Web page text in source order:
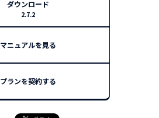
ダウンロード
2.7.2
マニュアルを見る
プランを契約する